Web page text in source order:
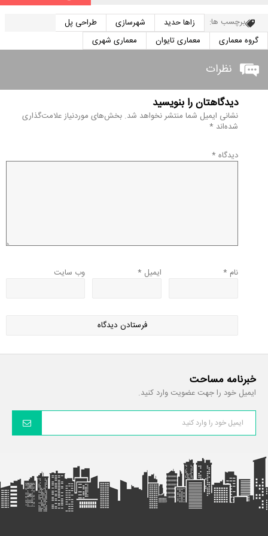
برچسب ها: زاها حدید شهرسازی
طراحی پل
گروه معماری
معماری تایوان معماری شهری
نظرات
دیدگاهتان را بنویسید
نشانی ایمیل شما منتشر نخواهد شد. بخش‌های موردنیاز علامت‌گذاری
شده‌اند *
دیدگاه *
نام * ایمیل * وب‌ سایت
خبرنامه مساحت
ایمیل خود را جهت عضویت وارد کنید.